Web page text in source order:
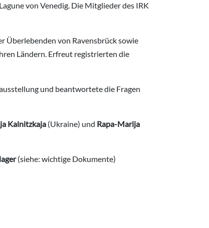
von Venedig. Die Mitglieder des IRK
Überlebenden von Ravensbrück sowie
Ländern. Erfreut registrierten die
und beantwortete die Fragen
Kalnitzkaja (Ukraine) und Rapa-Marija
(siehe: wichtige Dokumente)